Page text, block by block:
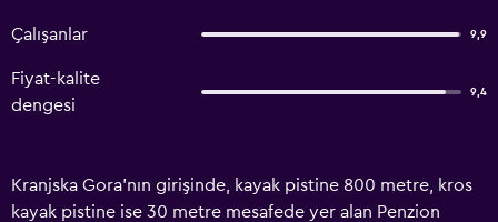
Çalışanlar 9,9
Fiyat-kalite
dengesi
9,4
Kranjska Gora'nın girişinde, kayak pistine 800 metre, kros
kayak pistine ise 30 metre mesafede yer alan Penzion